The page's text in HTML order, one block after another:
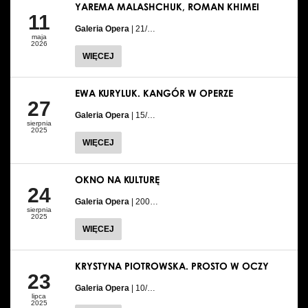
11
maja
2026
YAREMA MALASHCHUK, ROMAN KHIMEI
Galeria Opera | 21/…
WIĘCEJ
27
sierpnia
2025
EWA KURYLUK. KANGÓR W OPERZE
Galeria Opera | 15/…
WIĘCEJ
24
sierpnia
2025
OKNO NA KULTURĘ
Galeria Opera | 200…
WIĘCEJ
23
lipca
2025
KRYSTYNA PIOTROWSKA. PROSTO W OCZY
Galeria Opera | 10/…